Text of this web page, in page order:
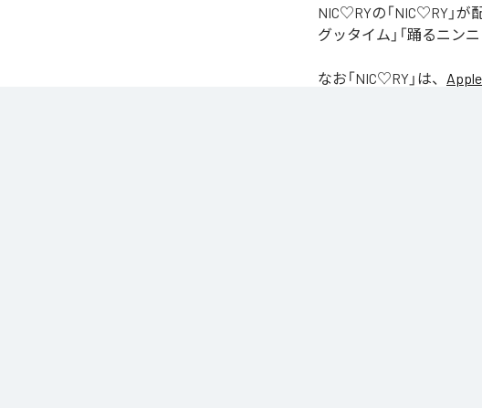
NIC♡RYの「NIC♡RY」が
グッタイム」「踊るニン
なお「NIC♡RY 」は、